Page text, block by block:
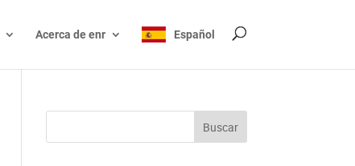
Acerca de enr Español
Buscar